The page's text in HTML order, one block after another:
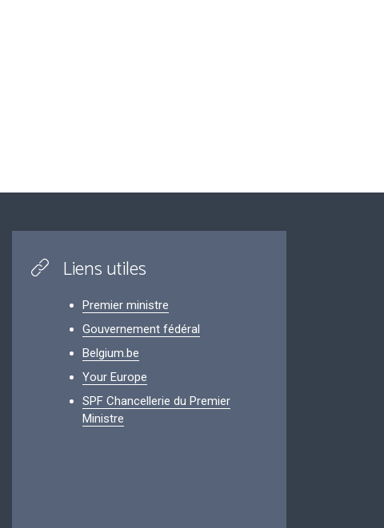
Liens utiles
Premier ministre
Gouvernement fédéral
Belgium.be
Your Europe
SPF Chancellerie du Premier
Ministre